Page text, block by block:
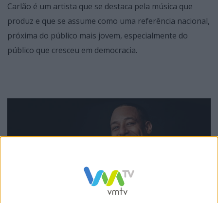
Carlão é um artista que se destaca pela música que
produz e que se assume como uma referência nacional,
próxima do público mais jovem, especialmente do
público que cresceu em democracia.